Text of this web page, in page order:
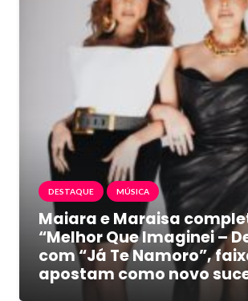
DESTAQUE MÚSICA
Maiara e Maraisa
“Melhor Que Imaginei –
com “Já Te Namoro”,
apostam como novo